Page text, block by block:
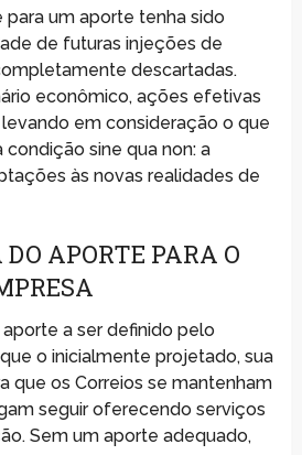
para um aporte tenha sido
de futuras injeções de
descartadas.
econômico, ações efetivas
em consideração o que
sine qua non: a
às novas realidades de
APORTE PARA O
a ser definido pelo
o inicialmente projetado, sua
que os Correios se mantenham
seguir oferecendo serviços
Sem um aporte adequado,